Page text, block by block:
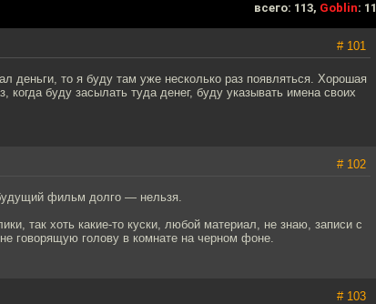
всего: 113, Goblin: 11
# 101
деньги, то я буду там уже несколько раз появляться. Хорошая
буду засылать туда денег, буду указывать имена своих
# 102
фильм долго — нельзя.
так хоть какие-то куски, любой материал, не знаю, записи с
говорящую голову в комнате на черном фоне.
# 103